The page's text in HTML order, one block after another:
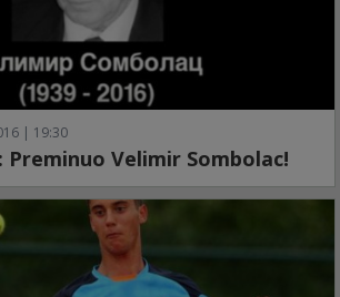
| 19:30
Preminuo Velimir Sombolac!